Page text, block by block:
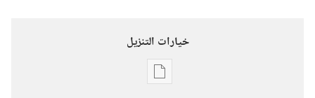
خيارات التنزيل
خيارات